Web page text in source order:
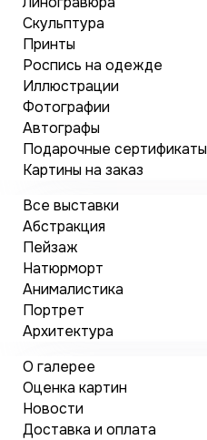
Скульптура
Принты
Роспись на одежде
Иллюстрации
Фотографии
Автографы
Подарочные сертификаты
Картины на заказ
Все выставки
Абстракция
Пейзаж
Натюрморт
Анималистика
Портрет
Архитектура
О галерее
Оценка картин
Новости
Доставка и оплата